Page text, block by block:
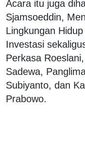
Acara itu juga
Sjamsoeddin,
Lingkungan
Investasi
Perkasa
Sadewa,
Subiyanto, dan
Prabowo.